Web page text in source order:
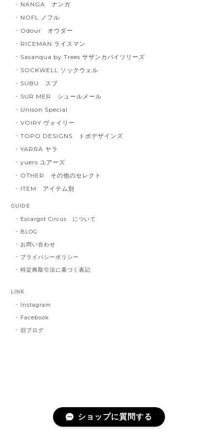
NANGA ナンガ
NOFL ノフル
Odour オウダー
RICEMAN ライスマン
Sasanqua by Trees サザンカバイツリーズ
SOCKWELL ソックウェル
SUBU スブ
SUR MER シュールメール
Unison Special
VOIRY ヴォイリー
TOPO DESIGNS トポデザインズ
YARRA ヤラ
yuers ユアーズ
OTHER その他のセレクト
ITEM アイテム別
GUIDE
Escargot Circus について
BLOG
お問い合わせ
プライバシーポリシー
特定商取引法に基づく表記
LINK
Instagram
Facebook
旧ブログ
ショップに質問する